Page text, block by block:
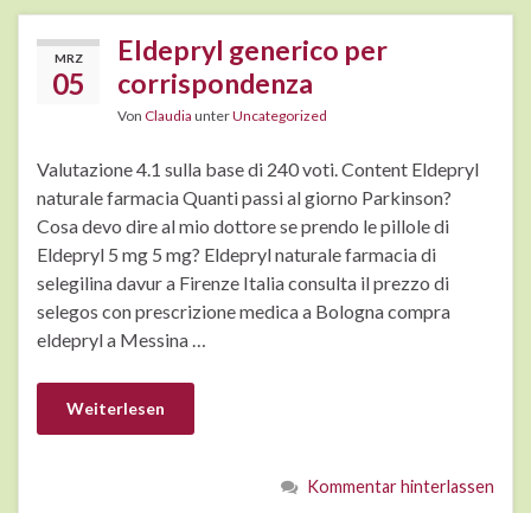
MRZ
05
Eldepryl generico per
corrispondenza
Von Claudia unterUncategorized
Valutazione 4.1 sulla base di 240 voti. Content Eldepryl
naturale farmacia Quanti passi al giorno Parkinson?
Cosa devo dire al mio dottore se prendo le pillole di
Eldepryl 5 mg 5 mg? Eldepryl naturale farmacia di
selegilina davur a Firenze Italia consulta il prezzo di
selegos con prescrizione medica a Bologna compra
eldepryl a Messina …
Weiterlesen
Kommentar hinterlassen